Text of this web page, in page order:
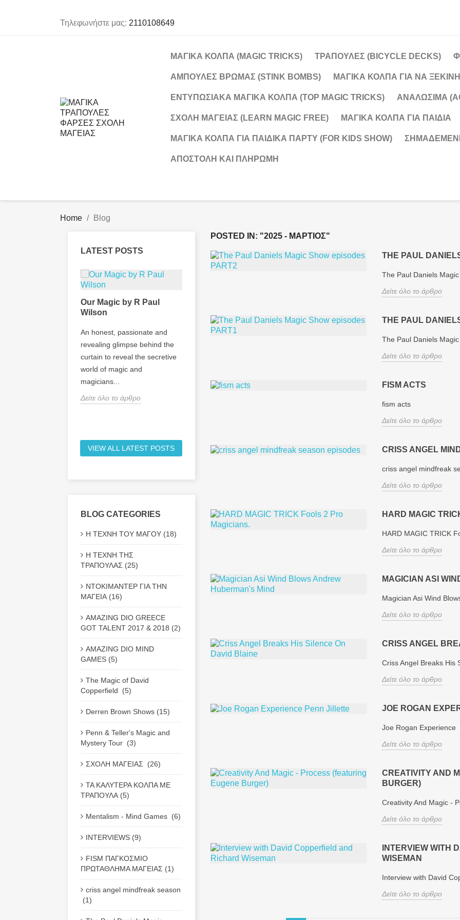
Τηλεφωνήστε μας: 2110108649
ΜΑΓΙΚΑ ΚΟΛΠΑ (MAGIC TRICKS) ΤΡΑΠΟΥΛΕΣ (BICYCLE DECKS)
ΑΜΠΟΥΛΕΣ ΒΡΩΜΑΣ (STINK BOMBS) ΜΑΓΙΚΑ ΚΟΛΠΑ ΓΙΑ ΝΑ
ΕΝΤΥΠΩΣΙΑΚΑ ΜΑΓΙΚΑ ΚΟΛΠΑ (TOP MAGIC TRICKS) ΑΝΑΛΩΣΙΜΑ
ΣΧΟΛΗ ΜΑΓΕΙΑΣ (LEARN MAGIC FREE) ΜΑΓΙΚΑ ΚΟΛΠΑ ΓΙΑ ΠΑΙΔΙΆ
ΜΑΓΙΚΑ ΚΟΛΠΑ ΓΙΑ ΠΑΙΔΙΚΑ ΠΑΡΤΥ (FOR KIDS SHOW)
ΑΠΟΣΤΟΛΉ ΚΑΙ ΠΛΗΡΩΜΉ
Home Blog
LATEST POSTS
Our Magic by R Paul
Wilson
An honest, passionate and
revealing glimpse behind the
curtain to reveal the secretive
world of magic and
magicians...
Δείτε όλο το άρθρο
Take a truly magical mystery
thaumaturgies to...
"Χρυσή Εποχή" της...
VIEW ALL LATEST POSTS
BLOG CATEGORIES
Η ΤΕΧΝΗ ΤΟΥ ΜΑΓΟΥ (18)
Η ΤΕΧΝΗ ΤΗΣ
ΤΡΑΠΟΥΛΑΣ (25)
ΝΤΟΚΙΜΑΝΤΕΡ ΓΙΑ ΤΗΝ
ΜΑΓΕΙΑ (16)
AMAZING DIO GREECE
GOT TALENT 2017 & 2018 (2)
AMAZING DIO MIND
GAMES (5)
The Magic of David
Copperfield (5)
Derren Brown Shows (15)
Penn & Teller's Magic and
Mystery Tour (3)
ΣΧΟΛΗ ΜΑΓΕΙΑΣ (26)
ΤΑ ΚΑΛΥΤΕΡΑ ΚΟΛΠΑ ΜΕ
ΤΡΑΠΟΥΛΑ (5)
Mentalism - Mind Games (6)
INTERVIEWS (9)
FISM ΠΑΓΚΟΣΜΙΟ
ΠΡΩΤΑΘΛΗΜΑ ΜΑΓΕΙΑΣ (1)
criss angel mindfreak season
(1)
POSTED IN: "2025 - ΜΆΡΤΙΟΣ"
THE PAUL
The Paul Daniels
Δείτε όλο το άρθρο
THE PAUL
The Paul Daniels
Δείτε όλο το άρθρο
FISM ACTS
fism acts
Δείτε όλο το άρθρο
CRISS ANGEL
criss angel mindfreak
Δείτε όλο το άρθρο
HARD MAGIC
HARD MAGIC TRICK
Δείτε όλο το άρθρο
MAGICIAN ASI
Magician Asi Wind
Δείτε όλο το άρθρο
CRISS ANGEL
Criss Angel Breaks His
Δείτε όλο το άρθρο
JOE ROGAN
Joe Rogan Experience
Δείτε όλο το άρθρο
CREATIVITY AND
BURGER)
Creativity And Magic -
Δείτε όλο το άρθρο
INTERVIEW WITH
WISEMAN
Interview with David
Δείτε όλο το άρθρο